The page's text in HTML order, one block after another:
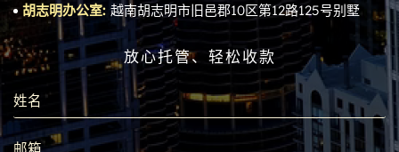
胡志明办公室: 越南胡志明市旧邑郡10区第12路125号别墅
放心托管、轻松收款